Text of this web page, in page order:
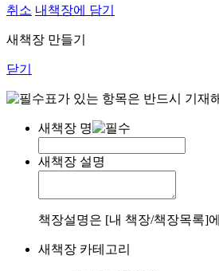
취소 내책장에 담기
새책장 만들기
닫기
표가 있는 항목은 반드시 기재
새책장 명
새책장 설명
책장설명은 [내 책장/책장목록]
새책장 카테고리